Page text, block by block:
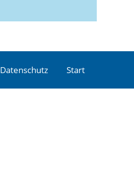
Datenschutz Start